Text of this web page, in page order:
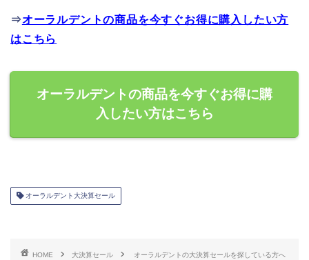
⇒オーラルデントの商品を今すぐお得に購入したい方
はこちら
オーラルデントの商品を今すぐお得に購
入したい方はこちら
オーラルデント大決算セール
HOME 大決算セール オーラルデントの大決算セールを探している方へ